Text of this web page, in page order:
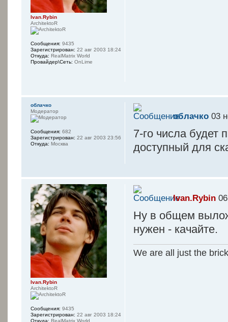
¦-
¦-¦
¦-
¦-
¦-¦
¦-
Ivan.Rybin
ArchitektoR
Сообщения: 9435
Зарегистрирован: 22 авг 2003 18:24
Откуда: RealMatrix World
Провайдер\Сеть: OnLime
oблачко 03
7-го числа будет
доступный для
oблачко
Модератор
Сообщения: 682
Зарегистрирован: 22 авг 2003 23:56
Откуда: Москва
Ivan.Rybin
Ну в общем
нужен - качайте.
We are all just the
Ivan.Rybin
ArchitektoR
Сообщения: 9435
Зарегистрирован: 22 авг 2003 18:24